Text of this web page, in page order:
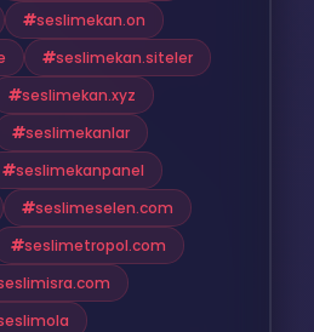
seslimekan.on
seslimekan.siteler
seslimekan.xyz
seslimekanlar
seslimekanpanel
seslimeselen.com
seslimetropol.com